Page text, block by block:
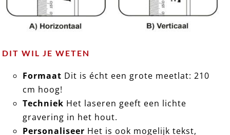
DIT WIL JE WETEN
Formaat Dit is écht een grote meetlat: 210
cm hoog!
Techniek Het laseren geeft een lichte
gravering in het hout.
Personaliseer Het is ook mogelijk tekst,